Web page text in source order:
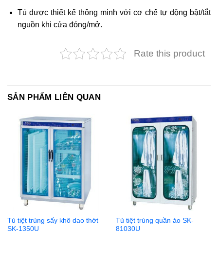
Tủ được thiết kế thông minh với cơ chế tự động bật/tắt
nguồn khi cửa đóng/mở.
Rate this product
SẢN PHẨM LIÊN QUAN
Tủ tiệt trùng sấy khô dao thớt
SK-1350U
Tủ tiệt trùng quần áo SK-
81030U